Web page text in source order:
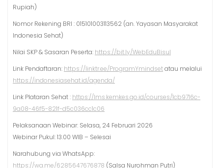
Rupiah)
Nomor Rekening BRI : 015101003113562 (an. Yayasan Masyarakat
Indonesia Sehat)
Nilai SKP & Sasaran Peserta: https://bit.ly/WebEduBisul
Link Pendaftaran: https://linktr.ee/ProgramYmindsetatau melalui
https://indonesiasehat.id/agenda/
Link Plataran Sehat : https://lms.kemkes.go.id/courses/1cb9716c-
9a08-46f5-821f-d5c036cc1c06
Pelaksanaan Webinar: Selasa, 24 Februari 2026
Webinar Pukul: 13.00 WIB – Selesai
Narahubung via WhatsApp:
https://wa.me/6285647676878 (Salsa Nurohman Putri)